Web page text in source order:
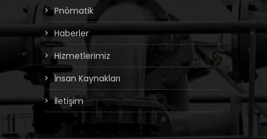
Pnömatik
Haberler
Hizmetlerimiz
İnsan Kaynakları
İletişim